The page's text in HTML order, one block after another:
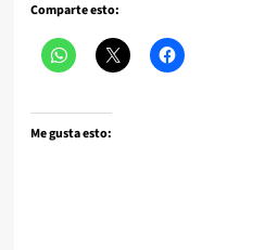
Comparte esto:
Me gusta esto: